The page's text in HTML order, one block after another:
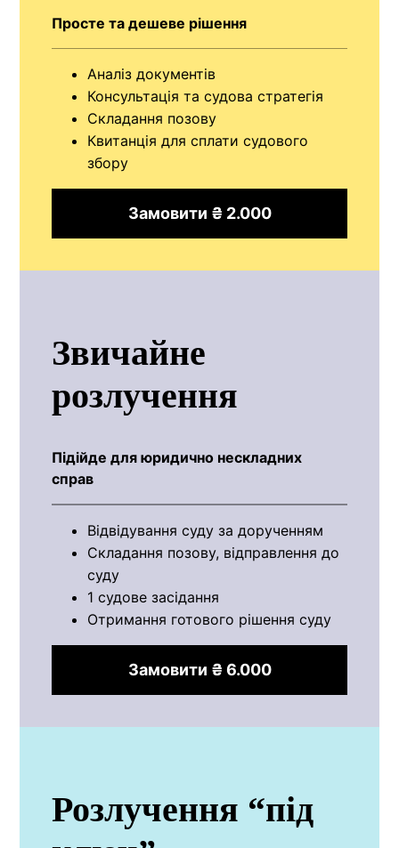
Просте та дешеве рішення
Аналіз документів
Консультація та судова стратегія
Складання позову
Квитанція для сплати судового
збору
Замовити ₴ 2.000
Звичайне
розлучення
Підійде для юридично нескладних
справ
Відвідування суду за дорученням
Складання позову, відправлення до
суду
1 судове засідання
Отримання готового рішення суду
Замовити ₴ 6.000
Розлучення “під